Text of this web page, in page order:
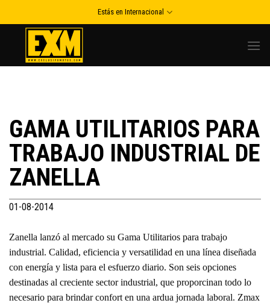
to
Estás en Internacional
GAMA UTILITARIOS PARA
TRABAJO INDUSTRIAL DE
ZANELLA
01-08-2014
Zanella lanzó al mercado su Gama Utilitarios para trabajo
industrial. Calidad, eficiencia y versatilidad en una línea diseñada
con energía y lista para el esfuerzo diario. Son seis opciones
destinadas al creciente sector industrial, que proporcinan todo lo
necesario para brindar confort en una ardua jornada laboral. Zmax